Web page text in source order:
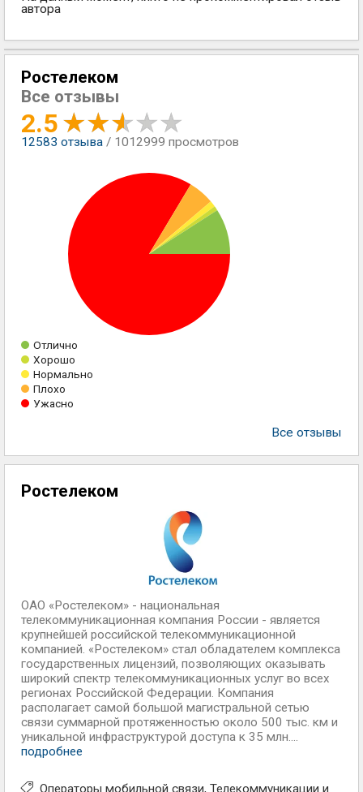
автора
Ростелеком
Все отзывы
2.5
12583 отзыва / 1012999 просмотров
Отлично
Хорошо
Нормально
Плохо
Ужасно
Все отзывы
Ростелеком
ОАО «Ростелеком» - национальная
телекоммуникационная компания России - является
крупнейшей российской телекоммуникационной
компанией. «Ростелеком» стал обладателем комплекса
государственных лицензий, позволяющих оказывать
широкий спектр телекоммуникационных услуг во всех
регионах Российской Федерации. Компания
располагает самой большой магистральной сетью
связи суммарной протяженностью около 500 тыс. км и
уникальной инфраструктурой доступа к 35 млн....
подробнее
Операторы мобильной связи Телекоммуникации и